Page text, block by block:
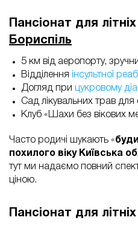
Пансіонат для
Бориспіль
5 км від аеропорту,
Відділення
інсультної
Догляд при цукровому
Сад лікувальних трав для
Клуб «Шахи без вікових
Часто родичі шукають «
похилого віку Київська
тут ми надаємо повний
ціною.
Пансіонат для